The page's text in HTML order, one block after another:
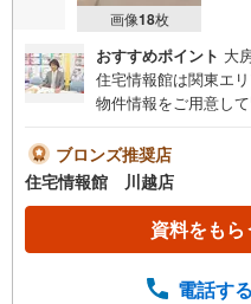
画像18枚
おすすめポイント 大
住宅情報館は関東エ
物件情報をご用意し
さい。【営業時間
合は営業いたします
わせは上記時間内で
タッフ一同お客様の
宅ローン相談会】開
りとした資金計画の
ブロンズ推奨店
住宅情報館 川越店
資料をもら
電話する